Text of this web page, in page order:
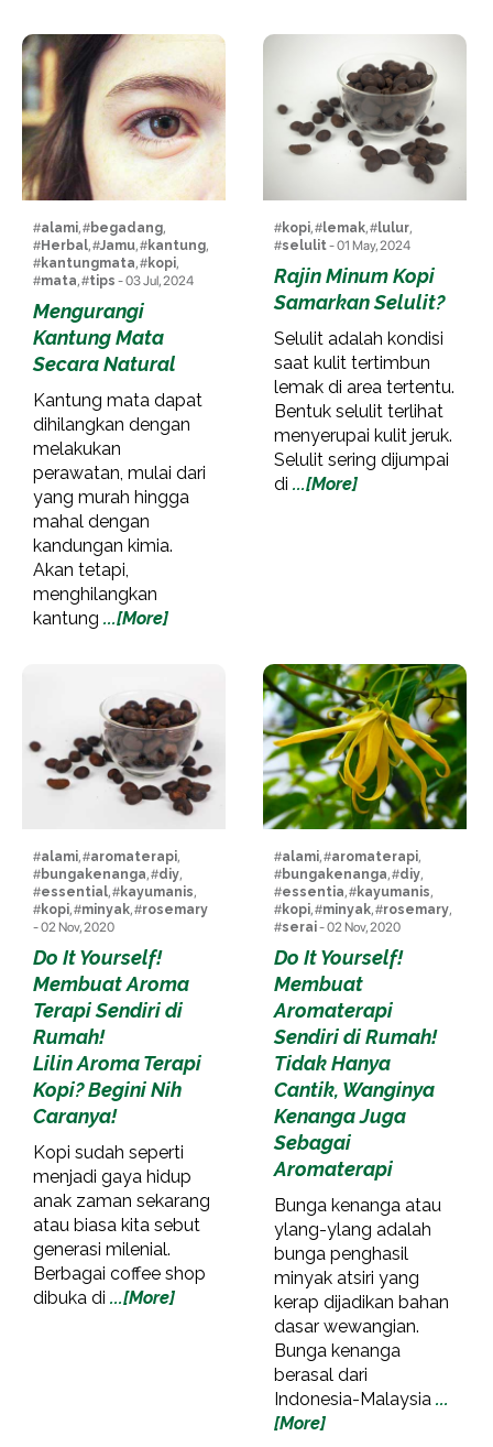
#alami, #begadang,
#Herbal, #Jamu, #kantung,
#kantungmata, #kopi,
#mata, #tips - 03 Jul, 2024
Mengurangi
Kantung Mata
Secara Natural
Kantung mata dapat
dihilangkan dengan
melakukan
perawatan, mulai dari
yang murah hingga
mahal dengan
kandungan kimia.
Akan tetapi,
menghilangkan
kantung ...[More]
#kopi, #lemak, #lulur,
#selulit- 01 May, 2024
Rajin Minum Kopi
Samarkan Selulit?
Selulit adalah kondisi
saat kulit tertimbun
lemak di area tertentu.
Bentuk selulit terlihat
menyerupai kulit jeruk.
Selulit sering dijumpai
di ...[More]
#alami, #aromaterapi,
#bungakenanga, #diy,
#essential, #kayumanis,
#kopi, #minyak, #rosemary
- 02 Nov, 2020
Do It Yourself!
Membuat Aroma
Terapi Sendiri di
Rumah!
Lilin Aroma Terapi
Kopi? Begini Nih
Caranya!
Kopi sudah seperti
menjadi gaya hidup
anak zaman sekarang
atau biasa kita sebut
generasi milenial.
Berbagai coffee shop
dibuka di ...[More]
#alami, #aromaterapi,
#bungakenanga, #diy,
#essentia, #kayumanis,
#kopi, #minyak, #rosemary,
#serai- 02 Nov, 2020
Do It Yourself!
Membuat
Aromaterapi
Sendiri di Rumah!
Tidak Hanya
Cantik, Wanginya
Kenanga Juga
Sebagai
Aromaterapi
Bunga kenanga atau
ylang-ylang adalah
bunga penghasil
minyak atsiri yang
kerap dijadikan bahan
dasar wewangian.
Bunga kenanga
berasal dari
Indonesia-Malaysia ...
[More]